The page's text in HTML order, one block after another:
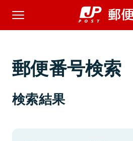
郵便番号検索
検索結果